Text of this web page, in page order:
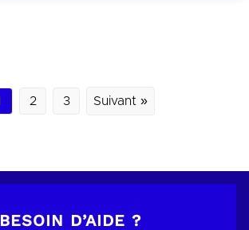
2 3 Suivant »
BESOIN D’AIDE ?